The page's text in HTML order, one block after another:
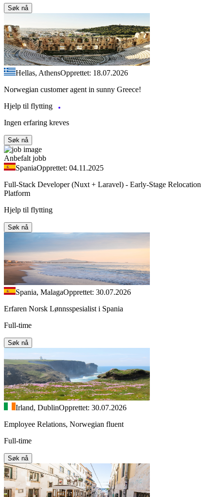
Søk nå
Hellas, AthensOpprettet: 18.07.2026
Norwegian customer agent in sunny Greece!
Hjelp til flytting
Ingen erfaring kreves
Søk nå
Anbefalt jobb
SpaniaOpprettet: 04.11.2025
Full-Stack Developer (Nuxt + Laravel) - Early-Stage Relocation
Platform
Hjelp til flytting
Søk nå
Spania, MalagaOpprettet: 30.07.2026
Erfaren Norsk Lønnsspesialist i Spania
Full-time
Søk nå
Irland, DublinOpprettet: 30.07.2026
Employee Relations, Norwegian fluent
Full-time
Søk nå